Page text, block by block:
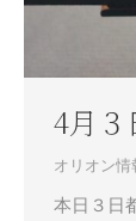
4月３
オリオン情
本日３日